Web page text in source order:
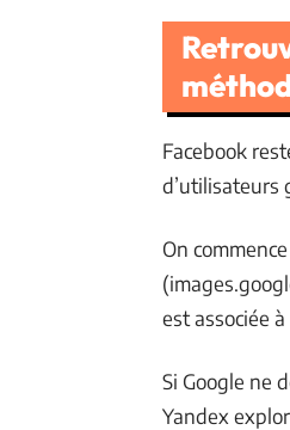
Facebook
d’utilisateurs
On
est associée
Si Google ne
Yandex